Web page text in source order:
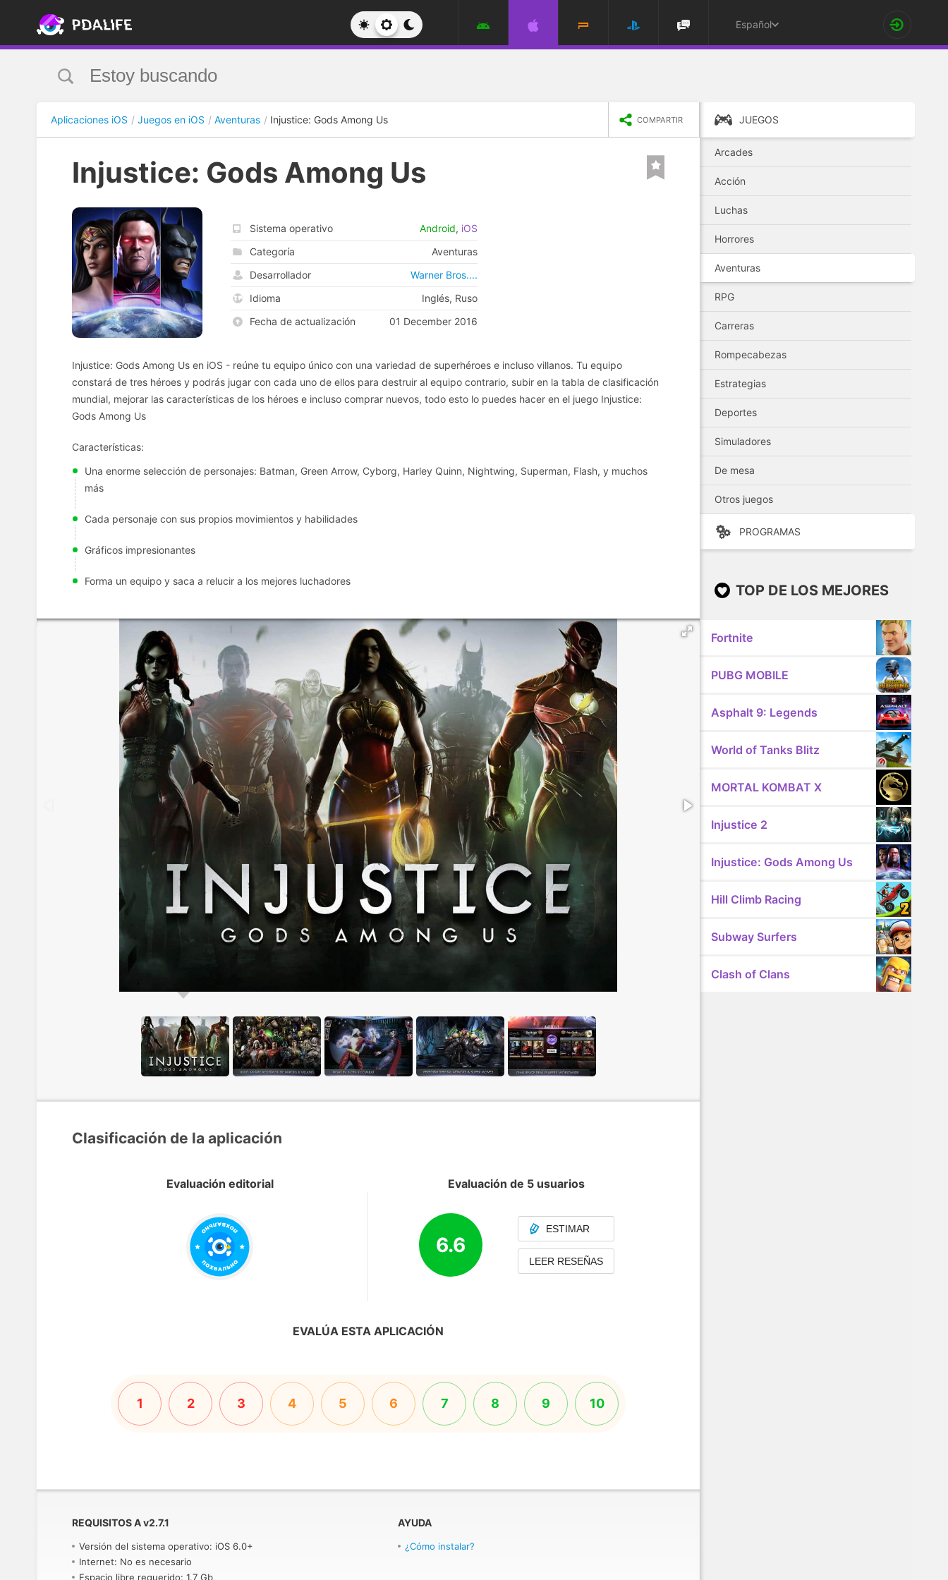
Español
Aplicaciones iOS Juegos en iOS Aventuras Injustice: Gods Among Us COMPARTIR
Injustice: Gods Among Us
Sistema operativo Android, iOS
Categoría
Aventuras
Desarrollador
Warner Bros....
Idioma
Inglés, Ruso
Fecha de actualización
01 December 2016
Injustice: Gods Among Us en iOS - reúne tu equipo único con una variedad de superhéroes e incluso villanos. Tu equipo
constará de tres héroes y podrás jugar con cada uno de ellos para destruir al equipo contrario, subir en la tabla de clasificación
mundial, mejorar las características de los héroes e incluso comprar nuevos, todo esto lo puedes hacer en el juego Injustice:
Gods Among Us
Características:
Una enorme selección de personajes: Batman, Green Arrow, Cyborg, Harley Quinn, Nightwing, Superman, Flash, y muchos
más
Cada personaje con sus propios movimientos y habilidades
Gráficos impresionantes
Forma un equipo y saca a relucir a los mejores luchadores
Clasificación de la aplicación
Evaluación editorial Evaluación de 5 usuarios
6.6
ESTIMAR
LEER RESEÑAS
EVALÚA ESTA APLICACIÓN
1 2 3 4 5 6 7 8 9 10
REQUISITOS Av2.7.1
Versión del sistema operativo: iOS 6.0+
Internet: No es necesario
Espacio libre requerido: 1.7 Gb
AYUDA
¿Cómo instalar?
JUEGOS
Arcades
Acción
Luchas
Horrores
Aventuras
RPG
Carreras
Rompecabezas
Estrategias
Deportes
Simuladores
De mesa
Otros juegos
PROGRAMAS
TOP DE LOS MEJORES
Fortnite
PUBG MOBILE
Asphalt 9: Legends
World of Tanks Blitz
MORTAL KOMBAT X
Injustice 2
Injustice: Gods Among Us
Hill Climb Racing
Subway Surfers
Clash of Clans